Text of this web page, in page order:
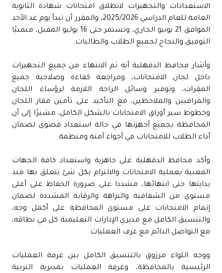
الاستعدادات والتجهيزات لانطلاق امتحانات شهادة الثانوية
العامة للعام الدراسي 2025/2026، والمقرر أن تبدأ يوم غد الأحد
الموافق 21 يونيو الجاري، وتستمر حتى 16 يوليو المقبل، متمنيًا
التوفيق والنجاح لجميع الطلاب والطالبات.
وأشار محافظ الدقهلية أنه تم الانتهاء من جميع التجهيزات
داخل لجان الامتحانات، ومراجعة كفاءة وصلاحية جميع
المقرات، وتوفير وسائل الراحة اللازمة لرؤساء اللجان
والمراقبين والملاحظين، مع التأكيد على تأمين مقار اللجان
وخطوط سير أوراق الامتحانات بالشكل الكامل، مشيرًا إلى أن
المحافظة بجميع أجهزتها في حالة استعداد قصوى لضمان
أداء الطلاب للامتحانات في أجواء آمنة ومنظمة.
وأكد محافظ الدقهلية على جاهزية واستعداد كافة الجهات
المعنية بعملية الامتحانات والالتزام بكل شئ يتعلق بها منذ
بدايتها حتى انتهائها، مشددا على ضرورة الحفاظ على أعلى
مستوى من الشفافية والنزاهة والرقابة المشددة لضمان
إتمام الامتحانات على مستوى المحافظة على أكمل وجه،
والتنسيق الكامل مع مديري الإدارات التعليمية كل في نطاقه،
مع التواصل الدائم مع غرف العمليات.
ووجه اللواء مرزوق بالتنسيق الكامل بين غرفة العمليات
الرئيسية بالمحافظة، وغرفة العمليات بمديرية التربية